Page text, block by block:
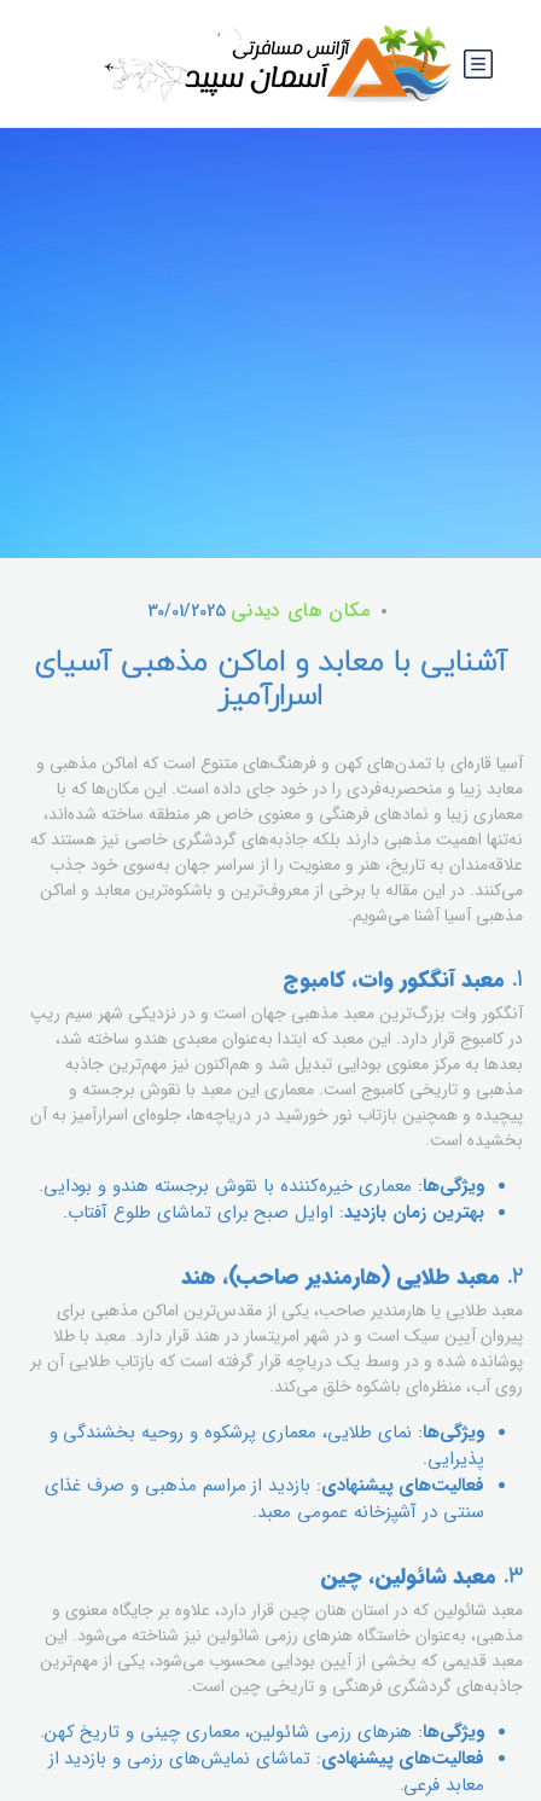
مکان های دیدنی
آشنایی با معابد و اماکن مذهبی آسیای
اسرارآمیز
آسیا قاره‌ای با تمدن‌های کهن و فرهنگ‌های متنوع است که اماکن مذهبی و
معابد زیبا و منحصربه‌فردی را در خود جای داده است. این مکان‌ها که با
معماری زیبا و نمادهای فرهنگی و معنوی خاص هر منطقه ساخته شده‌اند،
نه‌تنها اهمیت مذهبی دارند بلکه جاذبه‌های گردشگری خاصی نیز هستند که
علاقه‌مندان به تاریخ، هنر و معنویت را از سراسر جهان به‌سوی خود جذب
می‌کنند. در این مقاله با برخی از معروف‌ترین و باشکوه‌ترین معابد و اماکن
مذهبی آسیا آشنا می‌شویم.
1. معبد آنگکور وات، کامبوج
آنگکور وات بزرگ‌ترین معبد مذهبی جهان است و در نزدیکی شهر سیم ریپ
در کامبوج قرار دارد. این معبد که ابتدا به‌عنوان معبدی هندو ساخته شد،
بعدها به مرکز معنوی بودایی تبدیل شد و هم‌اکنون نیز مهم‌ترین جاذبه
مذهبی و تاریخی کامبوج است. معماری این معبد با نقوش برجسته و
پیچیده و همچنین بازتاب نور خورشید در دریاچه‌ها، جلوه‌ای اسرارآمیز به آن
بخشیده است.
ویژگی‌ها: معماری خیره‌کننده با نقوش برجسته هندو و بودایی.
بهترین زمان بازدید: اوایل صبح برای تماشای طلوع آفتاب.
2. معبد طلایی (هارمندیر صاحب)، هند
معبد طلایی یا هارمندیر صاحب، یکی از مقدس‌ترین اماکن مذهبی برای
پیروان آیین سیک است و در شهر امریتسار در هند قرار دارد. معبد با طلا
پوشانده شده و در وسط یک دریاچه قرار گرفته است که بازتاب طلایی آن بر
روی آب، منظره‌ای باشکوه خلق می‌کند.
ویژگی‌ها: نمای طلایی، معماری پرشکوه و روحیه بخشندگی و
پذیرایی.
فعالیت‌های پیشنهادی: بازدید از مراسم مذهبی و صرف غذای
سنتی در آشپزخانه عمومی معبد.
3. معبد شائولین، چین
معبد شائولین که در استان هنان چین قرار دارد، علاوه بر جایگاه معنوی و
مذهبی، به‌عنوان خاستگاه هنرهای رزمی شائولین نیز شناخته می‌شود. این
معبد قدیمی که بخشی از آیین بودایی محسوب می‌شود، یکی از مهم‌ترین
جاذبه‌های گردشگری فرهنگی و تاریخی چین است.
ویژگی‌ها: هنرهای رزمی شائولین، معماری چینی و تاریخ کهن.
فعالیت‌های پیشنهادی: تماشای نمایش‌های رزمی و بازدید از
معابد فرعی.